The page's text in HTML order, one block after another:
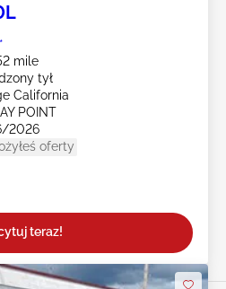
mile
tył
California
POINT
2026
oferty
teraz!